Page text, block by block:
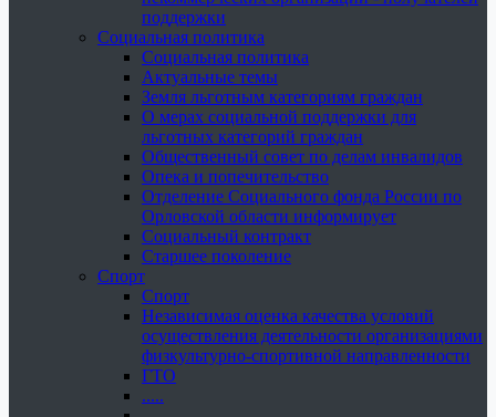
поддержки
Социальная политика
Социальная политика
Актуальные темы
Земля льготным категориям граждан
О мерах социальной поддержки для
льготных категорий граждан
Общественный совет по делам инвалидов
Опека и попечительство
Отделение Социального фонда России по
Орловской области информирует
Социальный контракт
Старшее поколение
Спорт
Спорт
Независимая оценка качества условий
осуществления деятельности организациями
физкультурно-спортивной направленности
ГТО
.....